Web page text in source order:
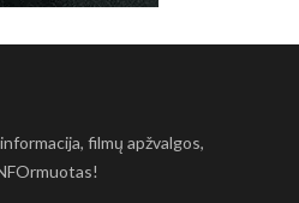
filmų apžvalgos,